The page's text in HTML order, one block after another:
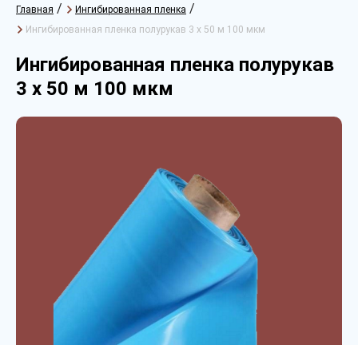
Главная / Ингибированная пленка /
Ингибированная пленка полурукав 3 х 50 м 100 мкм
Ингибированная пленка полурукав
3 х 50 м 100 мкм